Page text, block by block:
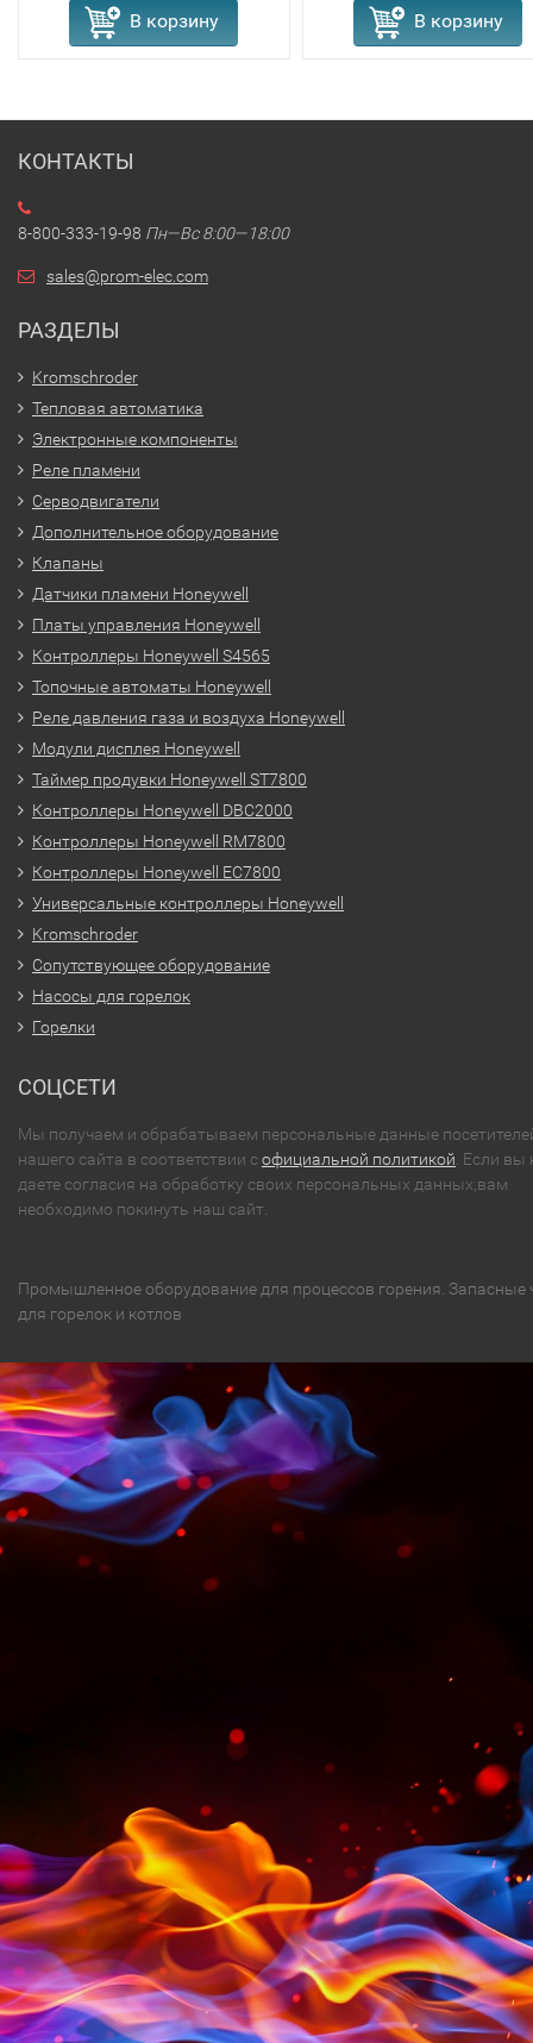
В корзину В корзину
КОНТАКТЫ
8-800-333-19-98 Пн—Вс 8:00—18:00
sales@prom-elec.com
РАЗДЕЛЫ
Kromschroder
Тепловая автоматика
Электронные компоненты
Реле пламени
Серводвигатели
Дополнительное оборудование
Клапаны
Датчики пламени Honeywell
Платы управления Honeywell
Контроллеры Honeywell S4565
Топочные автоматы Honeywell
Реле давления газа и воздуха Honeywell
Модули дисплея Honeywell
Таймер продувки Honeywell ST7800
Контроллеры Honeywell DBC2000
Контроллеры Honeywell RM7800
Контроллеры Honeywell EC7800
Универсальные контроллеры Honeywell
Kromschroder
Сопутствующее оборудование
Насосы для горелок
Горелки
СОЦСЕТИ
Мы получаем и обрабатываем персональные данные
нашего сайта в соответствии софициальной политикой . Если вы
даете согласия на обработку своих персональных данных,вам
необходимо покинуть наш сайт.
Промышленное оборудование для процессов горения. Запасные
для горелок и котлов